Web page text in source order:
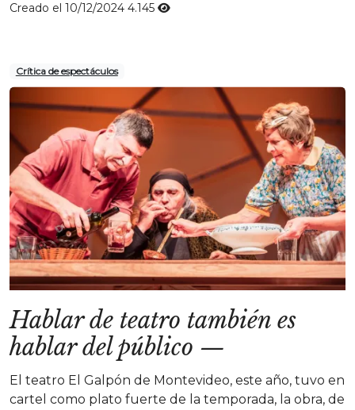
Creado el 10/12/2024 4.145
Crítica de espectáculos
Hablar de teatro también es
hablar del público —
El teatro El Galpón de Montevideo, este año, tuvo en
cartel como plato fuerte de la temporada, la obra, de